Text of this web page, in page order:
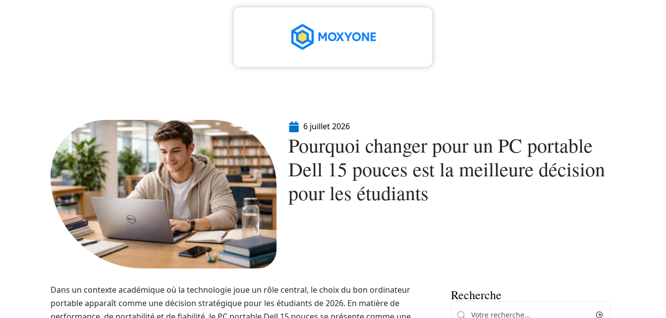
6 juillet 2026
Pourquoi changer pour un PC portable
Dell 15 pouces est la meilleure décision
pour les étudiants
Dans un contexte académique où la technologie joue un rôle central, le choix du bon ordinateur
portable apparaît comme une décision stratégique pour les étudiants de 2026. En matière de
Recherche